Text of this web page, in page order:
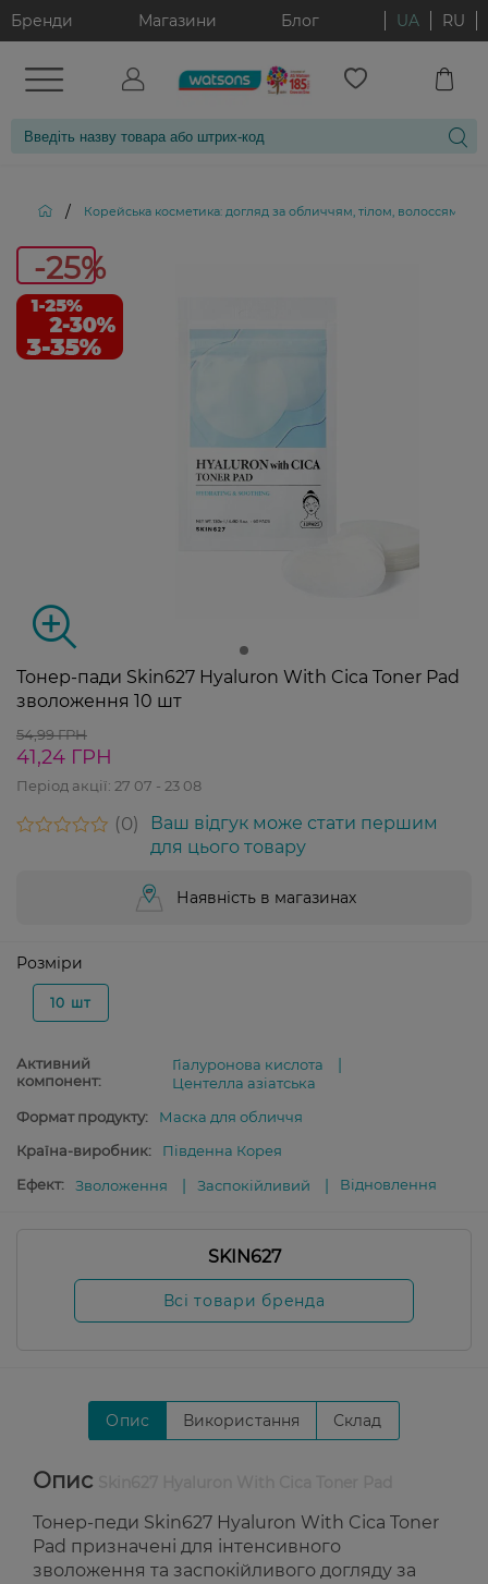
Бренди Магазини Блог UA RU
/ Корейська косметика: догляд за обличчям, тілом, волоссям і
-25%
Тонер-пади Skin627 Hyaluron With Cica Toner Pad
зволоження 10 шт
54,99 ГРН
41,24 ГРН
Період акції: 27 07 - 23 08
0
Ваш відгук може стати першим
для цього товару
Наявність в магазинах
Розміри
10 шт
Активний
компонент:
Гіалуронова кислота
Центелла азіатська
Формат продукту:
Маска для обличчя
Країна-виробник:
Південна Корея
Ефект:
Зволоження Заспокійливий Відновлення
SKIN627
Всі товари бренда
Опис Використання Склад
Опис
Тонер-педи Skin627 Hyaluron With Cica Toner
Pad призначені для інтенсивного
зволоження та заспокійливого догляду за